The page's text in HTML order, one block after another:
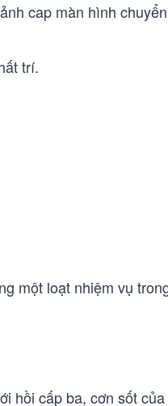
cap màn hình
trí.
một loạt nhiệm vụ
hồi cấp ba, cơn sốt